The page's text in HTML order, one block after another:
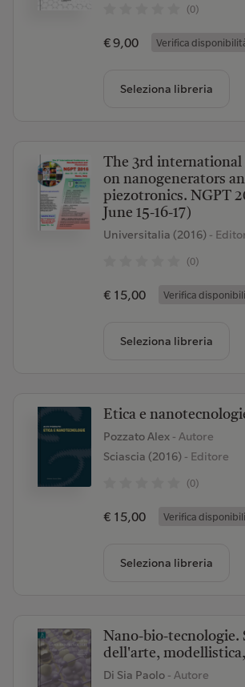
(0)
€ 9,00 Verifica
Seleziona libreria
The 3rd international
on nanogenerators
piezotronics. NGPT
June 15-16-17)
Universitalia (2016)-
(0)
€ 15,00 Verifica
Seleziona libreria
Etica e
Pozzato Alex - Autore
Sciascia (2016)- Editore
(0)
€ 15,00 Verifica
Seleziona libreria
Nano-bio-tecnologie.
dell'arte,
Di Sia Paolo - Autore